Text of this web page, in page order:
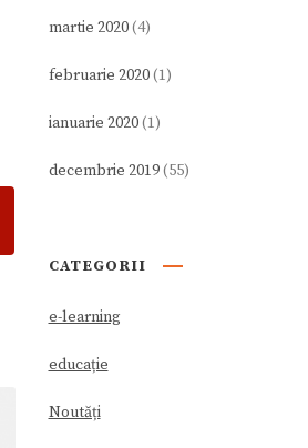
martie 2020(4)
februarie 2020(1)
ianuarie 2020(1)
decembrie 2019(55)
CATEGORII
e-learning
educație
Noutăți